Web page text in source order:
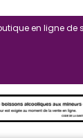
en ligne de